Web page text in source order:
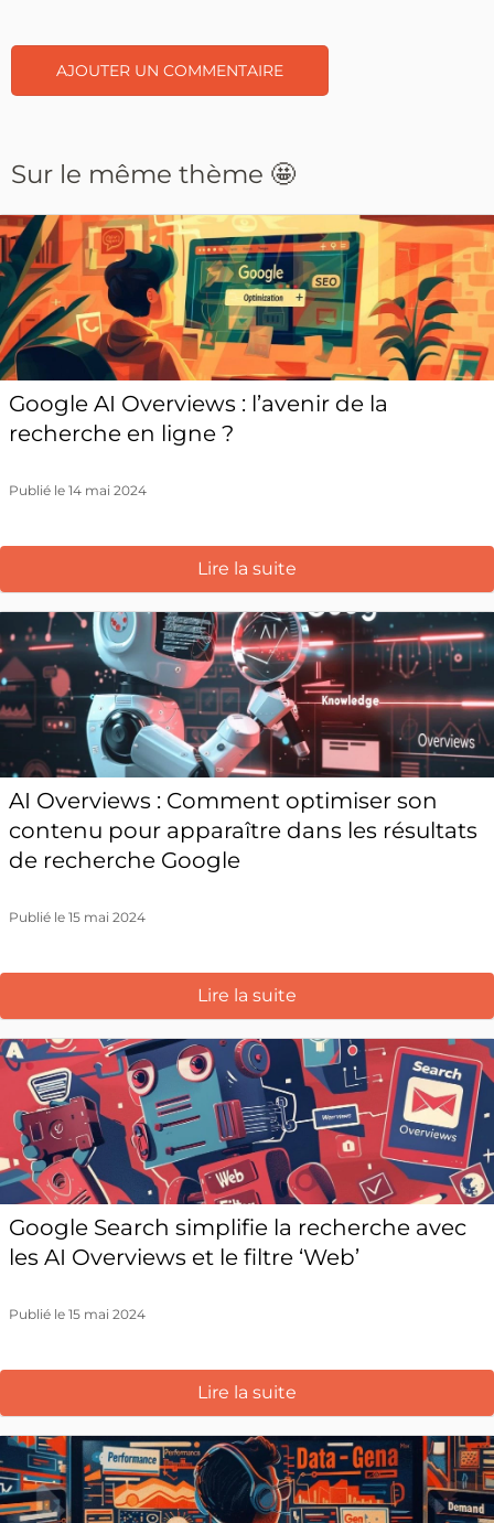
Sur le même thème 🤩
Google AI Overviews : l’avenir de la
recherche en ligne ?
Publié le 14 mai 2024
Lire la suite
AI Overviews : Comment optimiser son
contenu pour apparaître dans les résultats
de recherche Google
Publié le 15 mai 2024
Lire la suite
Google Search simplifie la recherche avec
les AI Overviews et le filtre ‘Web’
Publié le 15 mai 2024
Lire la suite